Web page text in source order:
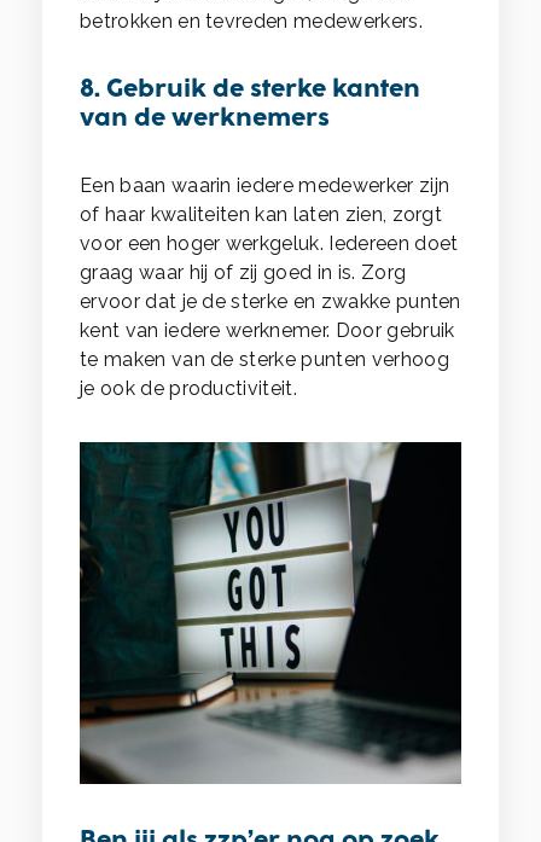
betrokken en tevreden medewerkers.
8. Gebruik de sterke kanten
van de werknemers
Een baan waarin iedere medewerker zijn
of haar kwaliteiten kan laten zien, zorgt
voor een hoger werkgeluk. Iedereen doet
graag waar hij of zij goed in is. Zorg
ervoor dat je de sterke en zwakke punten
kent van iedere werknemer. Door gebruik
te maken van de sterke punten verhoog
je ook de productiviteit.